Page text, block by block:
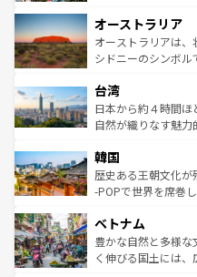
部のニューオーリン
文化が魅力。旅行者
しみながら、その
ならではの贅沢な旅のスタイルだ
情報はコンテンツ一
ワイ島は見逃せない
島だが、静かな自然
おすすめ。エメラ
れるおもてなしの心
人々、おいしいロ
ク、伝統的なフラ
ワイを、存分に味わってほしい。 な
はコンテンツ一覧を
オーストラリア
オーストラリアは、
シドニーのシンボ
リアリーフや大陸中
ク）、タスマニア
ど、見どころがた
いる。アクティビテ
ビング、ハイキング
い。オーストラリ
参照してほしい。
台湾
日本から約４時間
自然が織りなす魅
ン）、静ひつな山岳
と山間の静けさが
驚きをもたらしてく
容にもいいと評判の
が味わえ
照してほしい。
韓国
歴史ある王朝文化
-POPで世界を席巻
き、地方に足を延ば
できる。そして、
まで、さまざまな
ベトナム
豊かな自然と多様
く伸びる国土には